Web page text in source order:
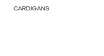
CARDIGANS